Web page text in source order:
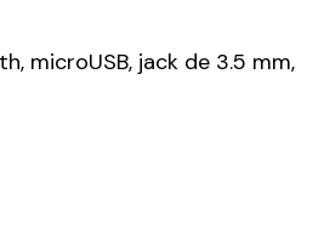
microUSB, jack de 3.5 mm,